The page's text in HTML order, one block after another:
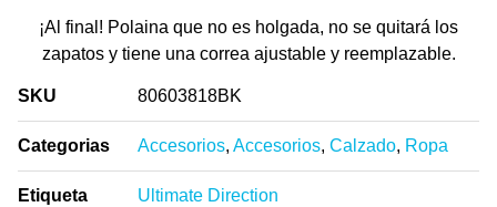
¡Al final! Polaina que no es holgada, no se quitará los
zapatos y tiene una correa ajustable y reemplazable.
SKU 80603818BK
Categorias Accesorios, Accesorios, Calzado, Ropa
Etiqueta Ultimate Direction